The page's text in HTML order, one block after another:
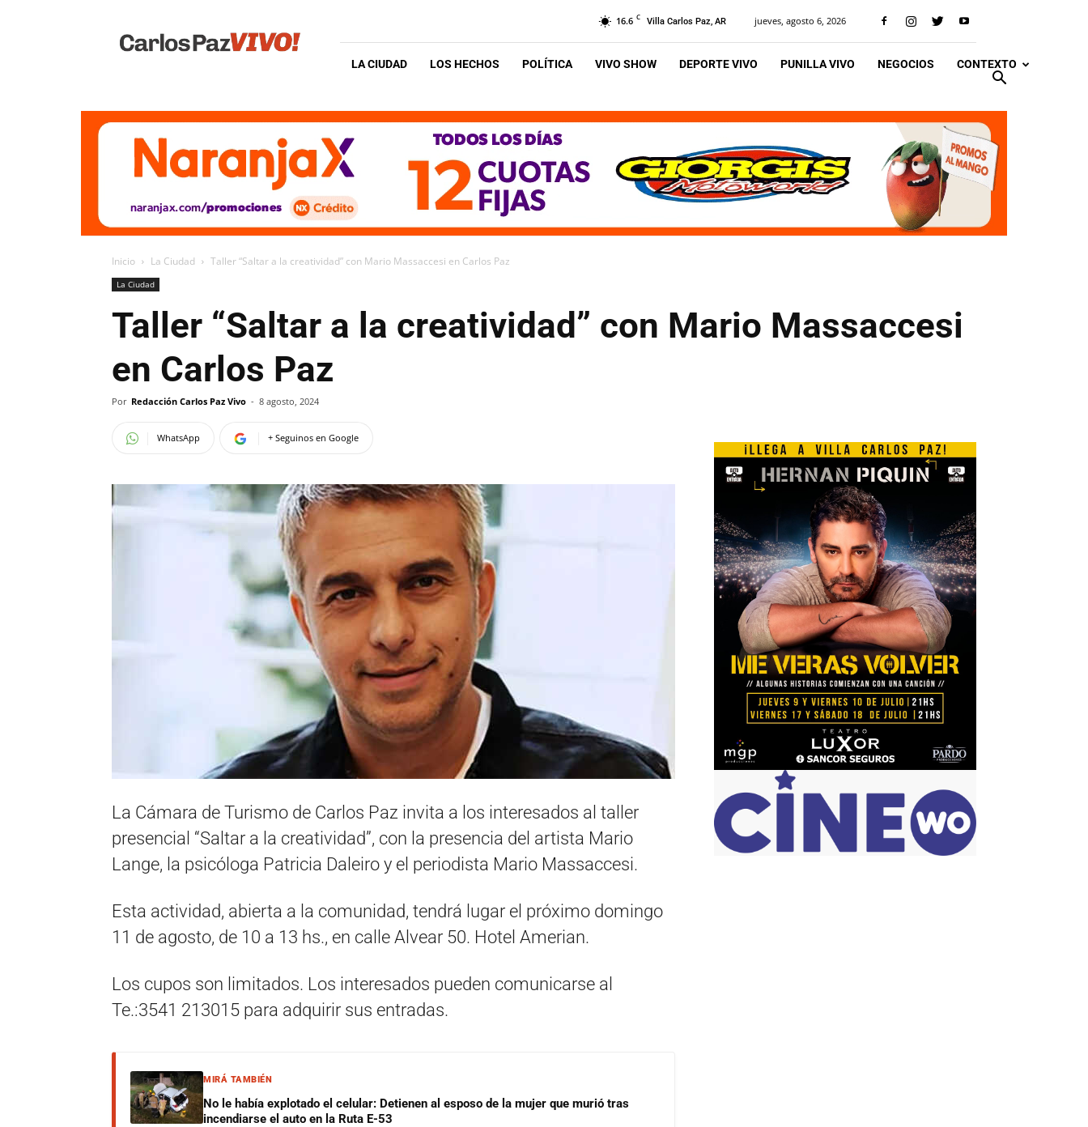
Vivo
16.6 C Villa Carlos Paz, AR jueves, agosto 6, 2026
LA CIUDAD LOS HECHOS POLÍTICA VIVO SHOW DEPORTE VIVO PUNILLA VIVO NEGOCIOS CONTEXTO
Inicio La Ciudad Taller “Saltar a la creatividad” con Mario Massaccesi en Carlos Paz
La Ciudad
Taller “Saltar a la creatividad” con Mario Massaccesi
en Carlos Paz
Por Redacción Carlos Paz Vivo - 8 agosto, 2024
WhatsApp + Seguinos en Google
La Cámara de Turismo de Carlos Paz invita a los interesados al taller
presencial “Saltar a la creatividad”, con la presencia del artista Mario
Lange, la psicóloga Patricia Daleiro y el periodista Mario Massaccesi.
Esta actividad, abierta a la comunidad, tendrá lugar el próximo domingo
11 de agosto, de 10 a 13 hs., en calle Alvear 50. Hotel Amerian.
Los cupos son limitados. Los interesados pueden comunicarse al
Te.:3541 213015 para adquirir sus entradas.
MIRÁ TAMBIÉN
No le había explotado el celular: Detienen al esposo de la mujer que murió tras
incendiarse el auto en la Ruta E-53